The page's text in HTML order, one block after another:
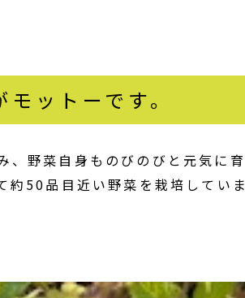
ットーです。
、野菜自身ものびのびと元気に育
約50品目近い野菜を栽培していま